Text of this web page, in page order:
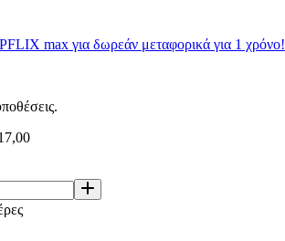
max για δωρεάν μεταφορικά για 1 χρόνο!